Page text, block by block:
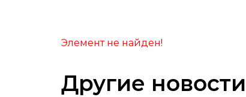
Элемент не найден!
Другие новости